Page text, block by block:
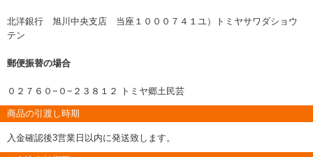
北洋銀行 旭川中央支店 当座１０００７４１ユ）トミヤサワダショウ
テン
郵便振替の場合
０２７６０−０−２３８１２ トミヤ郷土民芸
商品の引渡し時期
入金確認後3営業日以内に発送致します。